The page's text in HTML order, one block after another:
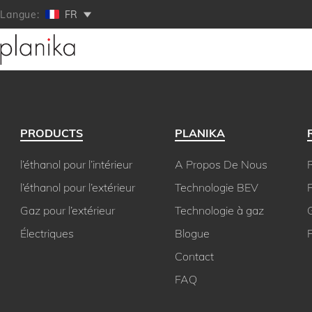
Langue: FR
PRODUCTS
l’éthanol pour l’intérieur
l’éthanol pour l’extérieur
Gaz pour l’extérieur
Électriques
PLANIKA
A Propos De Nous
Technologie BEV
Technologie à gaz
Blogue
Contact
FAQ